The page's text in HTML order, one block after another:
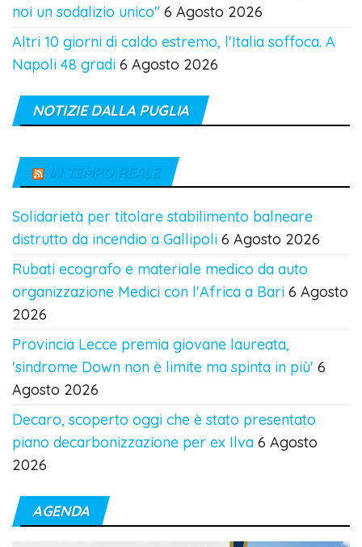
noi un sodalizio unico" 6 Agosto 2026
Altri 10 giorni di caldo estremo, l'Italia soffoca. A
Napoli 48 gradi 6 Agosto 2026
NOTIZIE DALLA PUGLIA
IN TEMPO REALE
Solidarietà per titolare stabilimento balneare
distrutto da incendio a Gallipoli 6 Agosto 2026
Rubati ecografo e materiale medico da auto
organizzazione Medici con l'Africa a Bari 6 Agosto
2026
Provincia Lecce premia giovane laureata,
'sindrome Down non è limite ma spinta in più' 6
Agosto 2026
Decaro, scoperto oggi che è stato presentato
piano decarbonizzazione per ex Ilva 6 Agosto
2026
AGENDA